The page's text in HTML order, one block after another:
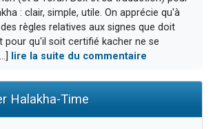
: clair, simple, utile. On apprécie qu'à
règles relatives aux signes que doit
pour qu'il soit certifié kacher ne se
lire la suite du commentaire
Halakha-Time